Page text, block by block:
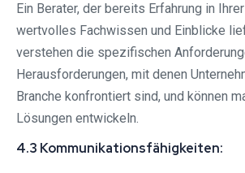
Ein Berater, der bereits Erfahrung in
wertvolles Fachwissen und Einblicke
verstehen die spezifischen
Herausforderungen, mit denen
Branche konfrontiert sind, und können
Lösungen entwickeln.
4.3 Kommunikationsfähigkeiten: